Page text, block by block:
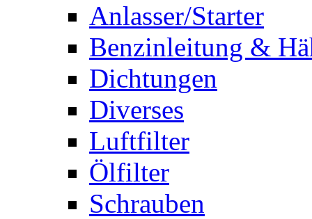
Anlasser/Starter
Benzinleitung &
Dichtungen
Diverses
Luftfilter
Ölfilter
Schrauben